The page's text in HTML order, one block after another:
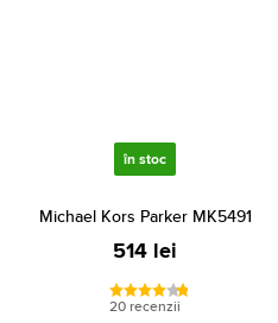
în stoc
Michael Kors Parker MK5491
514 lei
20 recenzii